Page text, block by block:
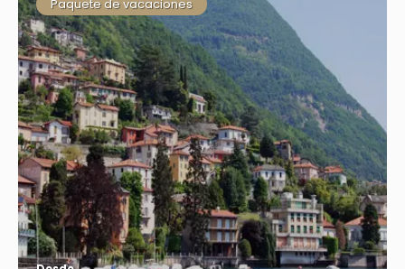
Paquete de vacaciones